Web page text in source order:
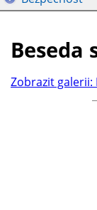
Beseda
Zobrazit galerii: